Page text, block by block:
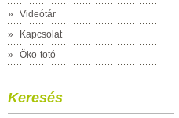
»
Videótár
»
Kapcsolat
»
Öko-totó
Keresés